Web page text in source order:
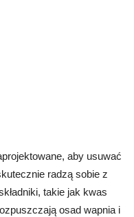
aby usuwać
radzą sobie z
takie jak kwas
osad wapnia i